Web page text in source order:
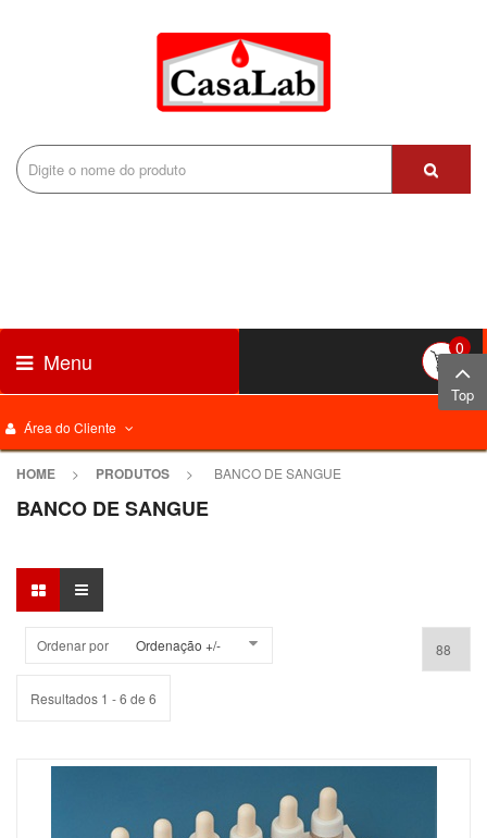
Área do Cliente
Menu 0
HOME > PRODUTOS > BANCO DE SANGUE
BANCO DE SANGUE
Ordenar por Ordenação +/-
Resultados 1 - 6 de 6
Top